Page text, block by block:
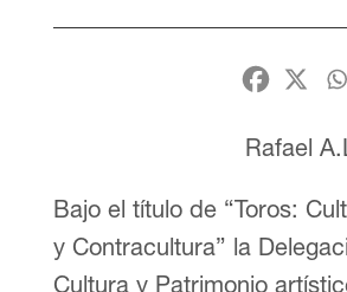
Rafael
Bajo el título de “Toros:
y Contracultura” la
Cultura y Patrimonio